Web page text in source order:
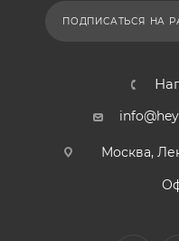
ПОДПИСАТЬСЯ НА
Москва,